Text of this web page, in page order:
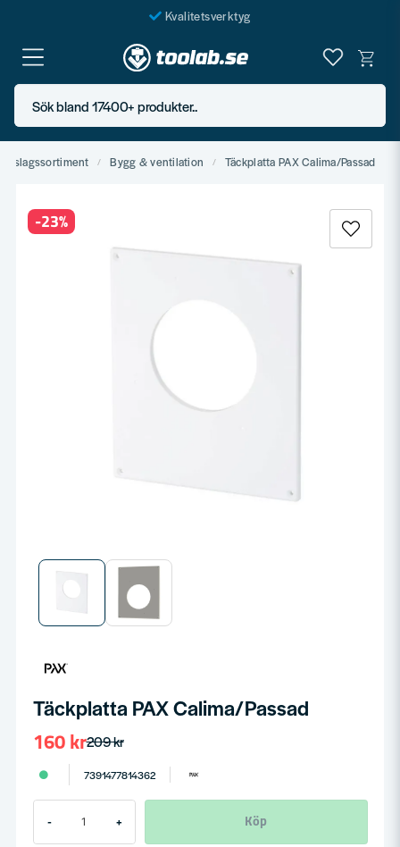
Kvalitetsverktyg
Fraktfritt över 999 SEK*
En järnhandel för alla
Butik i Göteborg
Sök bland 17400+ produkter..
Beslagssortiment Bygg & ventilation Täckplatta PAX Calima/Passad
-23%
Täckplatta PAX Calima/Passad
209 kr
160 kr
7391477814362
- + Köp